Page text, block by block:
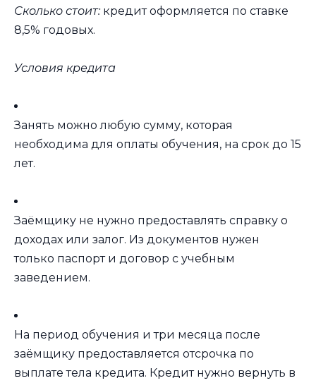
Сколько стоит:кредит оформляется по ставке
8,5% годовых.
Условия кредита
Занять можно любую сумму, которая
необходима для оплаты обучения, на срок до 15
лет.
Заёмщику не нужно предоставлять справку о
доходах или залог. Из документов нужен
только паспорт и договор с учебным
заведением.
На период обучения и три месяца после
заёмщику предоставляется отсрочка по
выплате тела кредита. Кредит нужно вернуть в